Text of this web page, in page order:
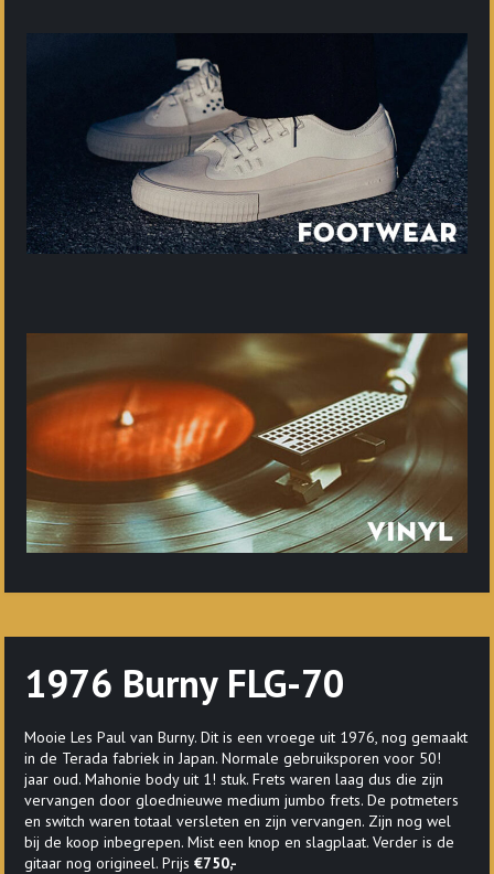
1976 Burny FLG-70
Mooie Les Paul van Burny. Dit is een vroege uit 1976, nog gemaakt
in de Terada fabriek in Japan. Normale gebruiksporen voor 50!
jaar oud. Mahonie body uit 1! stuk. Frets waren laag dus die zijn
vervangen door gloednieuwe medium jumbo frets. De potmeters
en switch waren totaal versleten en zijn vervangen. Zijn nog wel
bij de koop inbegrepen. Mist een knop en slagplaat. Verder is de
gitaar nog origineel. Prijs€750,-